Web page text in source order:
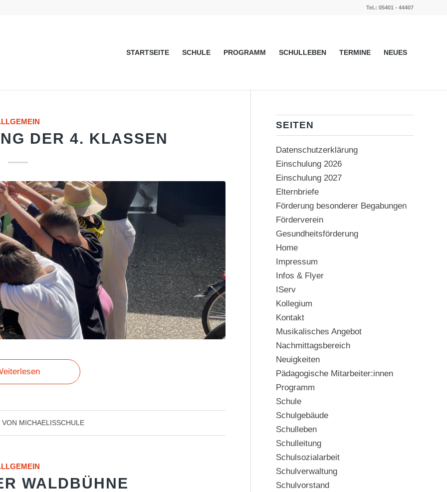
Tel.: 05401 - 44407
STARTSEITE SCHULE PROGRAMM SCHULLEBEN TERMINE NEUES
DER 4. KLASSEN
VON MICHAELISSCHULE
WALDBÜHNE
SEITEN
Datenschutzerklärung
Einschulung 2026
Einschulung 2027
Elternbriefe
Förderung besonderer Begabungen
Förderverein
Gesundheitsförderung
Home
Impressum
Infos & Flyer
IServ
Kollegium
Kontakt
Musikalisches Angebot
Nachmittagsbereich
Neuigkeiten
Pädagogische Mitarbeiter:innen
Programm
Schule
Schulgebäude
Schulleben
Schulleitung
Schulsozialarbeit
Schulverwaltung
Schulvorstand